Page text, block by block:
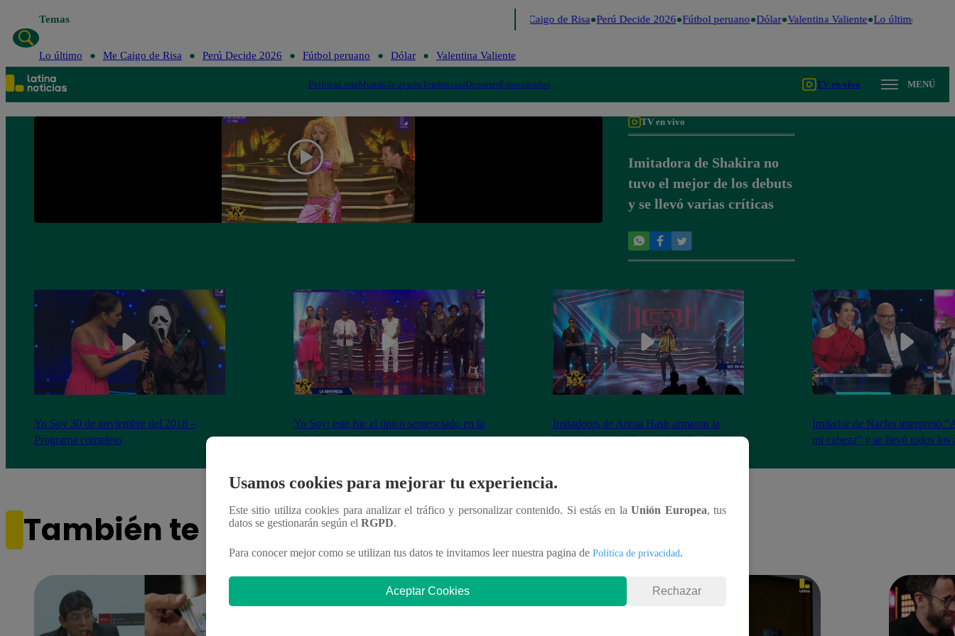
Temas Me Caigo de Risa Perú Decide 2026 Fútbol peruano Dólar Valentina Valiente Lo último
Lo último Me Caigo de Risa Perú Decide 2026 Fútbol peruano Dólar Valentina Valiente
PolíticaLimaMundoTe ayudoTendenciasDeportesEspectáculos TV en vivo MENÚ
TV en vivo
Imitadora de Shakira no
tuvo el mejor de los debuts
y se llevó varias críticas
Yo Soy 30 de noviembre del 2018 –
Programa completo
Yo Soy: este fue el único sentenciado en la
gala de este viernes
Imitadores de Arena Hash armaron la
fiesta al cantar “Me resfrié en Brasil”
Imitador de Nacho interpretó
mi cabeza” y se llevó todos los
También te puede interesar
Usamos cookies para mejorar tu experiencia.
Este sitio utiliza cookies para analizar el tráfico y personalizar contenido. Si estás en laUnión Europea, tus
datos se gestionarán según el RGPD.
Para conocer mejor como se utilizan tus datos te invitamos leer nuestra pagina de Política de privacidad.
Aceptar Cookies Rechazar